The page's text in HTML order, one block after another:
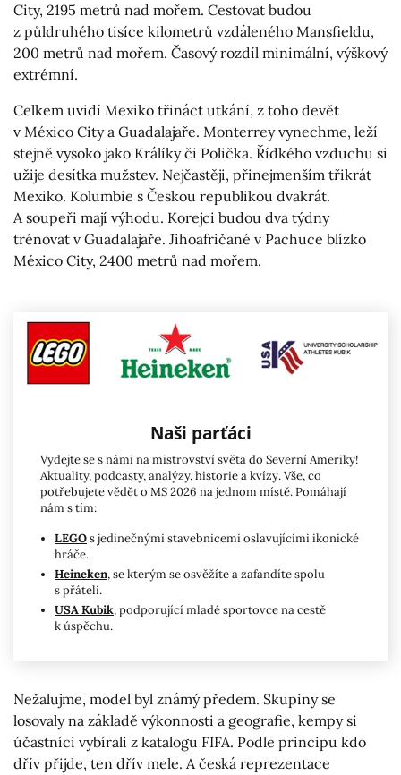
City, 2195 metrů nad mořem. Cestovat budou
z půldruhého tisíce kilometrů vzdáleného Mansfieldu,
200 metrů nad mořem. Časový rozdíl minimální, výškový
extrémní.
Celkem uvidí Mexiko třináct utkání, z toho devět
v México City a Guadalajaře. Monterrey vynechme, leží
stejně vysoko jako Králíky či Polička. Řídkého vzduchu si
užije desítka mužstev. Nejčastěji, přinejmenším třikrát
Mexiko. Kolumbie s Českou republikou dvakrát.
A soupeři mají výhodu. Korejci budou dva týdny
trénovat v Guadalajaře. Jihoafričané v Pachuce blízko
México City, 2400 metrů nad mořem.
Naši parťáci
Vydejte se s námi na mistrovství světa do Severní Ameriky!
Aktuality, podcasty, analýzy, historie a kvízy. Vše, co
potřebujete vědět o MS 2026 na jednom místě. Pomáhají
nám s tím:
LEGOs jedinečnými stavebnicemi oslavujícími ikonické
hráče.
Heineken, se kterým se osvěžíte a zafandíte spolu
s přáteli.
USA Kubik, podporující mladé sportovce na cestě
k úspěchu.
Nežalujme, model byl známý předem. Skupiny se
losovaly na základě výkonnosti a geografie, kempy si
účastníci vybírali z katalogu FIFA. Podle principu kdo
dřív přijde, ten dřív mele. A česká reprezentace